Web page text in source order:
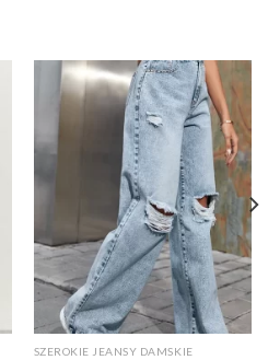
SZEROKIE JEANSY DAMSKIE